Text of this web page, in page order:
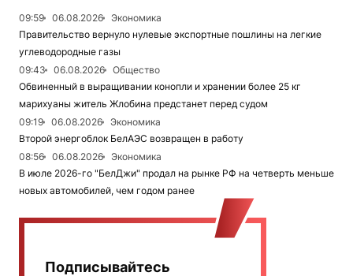
09:59 06.08.2026
Экономика
Правительство вернуло нулевые экспортные пошлины на легкие
углеводородные газы
09:43
06.08.2026
Общество
Обвиненный в выращивании конопли и хранении более 25 кг
марихуаны житель Жлобина предстанет перед судом
09:19
06.08.2026
Экономика
Второй энергоблок БелАЭС возвращен в работу
08:56
06.08.2026
Экономика
В июле 2026-го "БелДжи" продал на рынке РФ на четверть меньше
новых автомобилей, чем годом ранее
Подписывайтесь